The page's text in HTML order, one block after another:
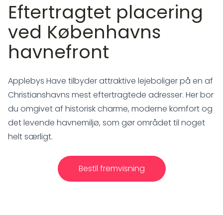
Eftertragtet placering
ved Københavns
havnefront
Applebys Have tilbyder attraktive lejeboliger på en af
Christianshavns mest eftertragtede adresser. Her bor
du omgivet af historisk charme, moderne komfort og
det levende havnemiljø, som gør området til noget
helt særligt.
Bestil fremvisning